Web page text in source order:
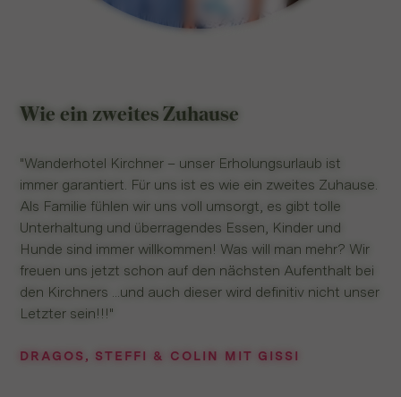
Wie ein zweites Zuhause
"Wanderhotel Kirchner – unser Erholungsurlaub ist
immer garantiert. Für uns ist es wie ein zweites Zuhause.
Als Familie fühlen wir uns voll umsorgt, es gibt tolle
Unterhaltung und überragendes Essen, Kinder und
Hunde sind immer willkommen! Was will man mehr? Wir
freuen uns jetzt schon auf den nächsten Aufenthalt bei
den Kirchners ...und auch dieser wird definitiv nicht unser
Letzter sein!!!"
DRAGOS, STEFFI & COLIN MIT GISSI